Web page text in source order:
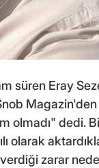
süren Eray
Magazin'den
dedi.
olarak
verdiği zarar